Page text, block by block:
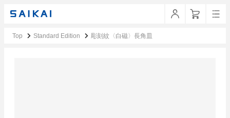
Top Standard Edition 彫刻紋〈白磁〉長角皿